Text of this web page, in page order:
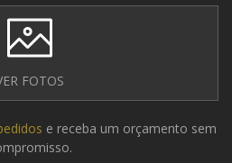
FOTOS
e receba um orçamento sem